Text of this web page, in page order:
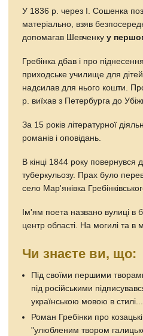
У 1836 р. через І. Сошенка
матеріально, взяв
допомагав Шевченкуу
Гребінка дбав і про
приходське училище для
надсилав для нього кошти.
р. виїхав з Петербурга до
За 15 років літературної
романів і оповідань.
В кінці 1844 року
туберкульозу. Прах було
село Мар'янівка
Ім'ям поета названо вулиці в
центр області. На могилі та в
Чи знаєте ви, що:
Під своїми першими
під російськими
українською мовою в
Роман Гребінки про
"улюбленим твором